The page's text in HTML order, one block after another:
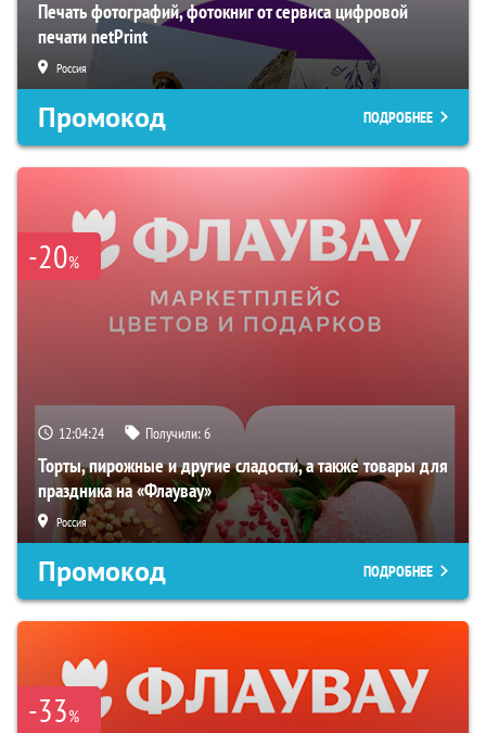
Печать фотографий, фотокниг от сервиса цифровой
печати netPrint
Россия
Промокод ПОДРОБНЕЕ
-20%
12:04:23 Получили:6
Торты, пирожные и другие сладости, а также товары для
праздника на «Флаувау»
Россия
Промокод ПОДРОБНЕЕ
-33%